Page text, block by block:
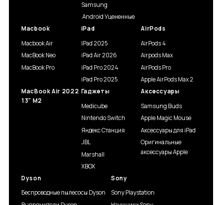
Samsung
Android Уцененные
Macbook
Macbook Air
MacBook Neo
MacBook Pro
iPad
IPad 2025
iPad Air 2026
iPad Pro 2024
iPad Pro 2025
AirPods
AirPods 4
Airpods Max
AirPods Pro
Apple AirPods Max 2
MacBook Air 2022
13" M2
Гаджеты
Medicube
Nintendo Switch
Яндекс Станция
JBL
Marshall
XBOX
Аксессуары
Samsung Buds
Apple Magic Mouse
Аксессуары для iPad
Оригинальные
аксессуары Apple
Dyson
Беспроводные пылесосы Dyson
Sony
Sony Playstation